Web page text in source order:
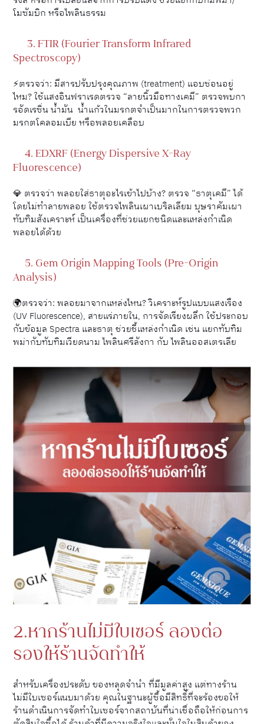
โมซัมบิก หรือไพลินธรรม
3. FTIR (Fourier Transform Infrared
Spectroscopy)
⚡️ตรวจว่า: มีสารปรับปรุงคุณภาพ (treatment) แอบซ่อนอยู่
ไหม? ใช้แสงอินฟราเรดตรวจ “ลายนิ้วมือทางเคมี” ตรวจพบกา
รอัดเรซิ่น น้ำมัน น้ำแก้วในมรกตจำเป็นมากในการตรวจพวก
มรกตโคลอมเบีย หรือพลอยเคลือบ
4. EDXRF (Energy Dispersive X-Ray
Fluorescence)
💎 ตรวจว่า พลอยใส่ธาตุอะไรเข้าไปบ้าง? ตรวจ “ธาตุเคมี” ได้
โดยไม่ทำลายพลอย ใช้ตรวจไพลินเผาเบริลเลียม บุษราคัมเผา
ทับทิมสังเคราะห์ เป็นเครื่องที่ช่วยแยกชนิดและแหล่งกำเนิด
พลอยได้ด้วย
5. Gem Origin Mapping Tools (Pre-Origin
Analysis)
🌍ตรวจว่า: พลอยมาจากแหล่งไหน? วิเคราะห์รูปแบบแสงเรือง
(UV Fluorescence), สายแร่ภายใน, การจัดเรียงผลึก ใช้ประกอบ
กับข้อมูล Spectra และธาตุ ช่วยชี้แหล่งกำเนิด เช่น แยกทับทิม
พม่ากับทับทิมเวียดนาม ไพลินศรีลังกา กับ ไพลินออสเตรเลีย
2.หากร้านไม่มีใบเซอร์ ลองต่อ
รองให้ร้านจัดทำให้
สำหรับเครื่องประดับ ของหลุดจำนำ ที่มีมูลค่าสูง แต่ทางร้าน
ไม่มีใบเซอร์แนบมาด้วย คุณในฐานะผู้ซื้อมีสิทธิ์ที่จะร้องขอให้
ร้านดำเนินการจัดทำใบเซอร์จากสถาบันที่น่าเชื่อถือให้ก่อนการ